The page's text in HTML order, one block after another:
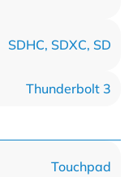
SDHC, SDXC, SD
Thunderbolt 3
Touchpad